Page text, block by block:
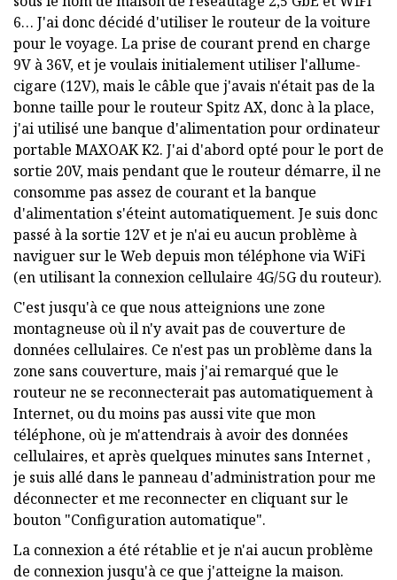
6… J'ai donc décidé d'utiliser le routeur de la voiture
pour le voyage. La prise de courant prend en charge
9V à 36V, et je voulais initialement utiliser l'allume-
cigare (12V), mais le câble que j'avais n'était pas de la
bonne taille pour le routeur Spitz AX, donc à la place,
j'ai utilisé une banque d'alimentation pour ordinateur
portable MAXOAK K2. J'ai d'abord opté pour le port de
sortie 20V, mais pendant que le routeur démarre, il ne
consomme pas assez de courant et la banque
d'alimentation s'éteint automatiquement. Je suis donc
passé à la sortie 12V et je n'ai eu aucun problème à
naviguer sur le Web depuis mon téléphone via WiFi
(en utilisant la connexion cellulaire 4G/5G du routeur).
C'est jusqu'à ce que nous atteignions une zone
montagneuse où il n'y avait pas de couverture de
données cellulaires. Ce n'est pas un problème dans la
zone sans couverture, mais j'ai remarqué que le
routeur ne se reconnecterait pas automatiquement à
Internet, ou du moins pas aussi vite que mon
téléphone, où je m'attendrais à avoir des données
cellulaires, et après quelques minutes sans Internet ,
je suis allé dans le panneau d'administration pour me
déconnecter et me reconnecter en cliquant sur le
bouton "Configuration automatique".
La connexion a été rétablie et je n'ai aucun problème
de connexion jusqu'à ce que j'atteigne la maison.